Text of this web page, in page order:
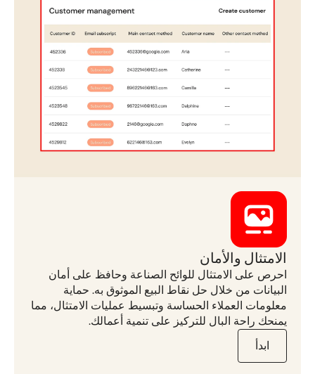
الامتثال والأمان
احرص على الامتثال للوائح الصناعة وحافظ على أمان
البيانات من خلال حل نقاط البيع الموثوق به. حماية
معلومات العملاء الحساسة وتبسيط عمليات الامتثال، مما
يمنحك راحة البال للتركيز على تنمية أعمالك.
ابدأ